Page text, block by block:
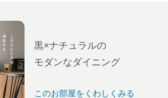
黒×ナチュラルの
モダンなダイニング
このお部屋をくわしくみる